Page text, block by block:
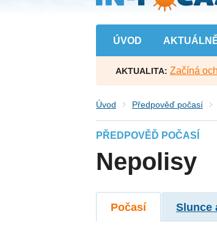
ÚVOD
AKTUALITA: Začíná
Úvod Předpověď počasí
PŘEDPOVĚĎ POČASÍ
Nepolisy
Počasí Slunce